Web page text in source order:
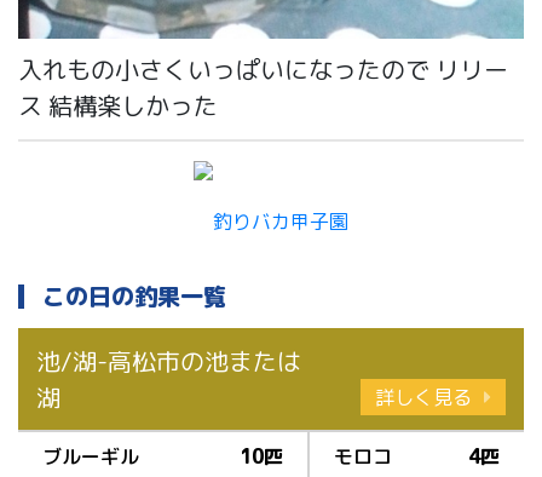
入れもの小さくいっぱいになったので リリー
ス 結構楽しかった
この日の釣果一覧
池/湖-高松市の池または
湖
詳しく見る
ブルーギル 10匹 モロコ 4匹